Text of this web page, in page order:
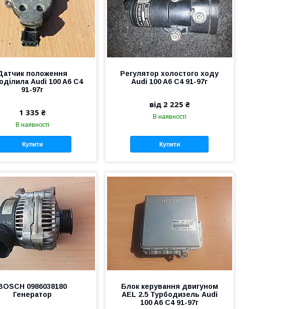
положення
Audi 100 A6 C4
91-97г
1 335 ₴
В наявності
Купити
Регулятор холостого ходу
Audi 100 A6 C4 91-97г
від 2 225 ₴
В наявності
Купити
0986038180
Генератор
Блок керування двигуном
AEL 2.5 Турбодизель Audi
100 A6 C4 91-97г